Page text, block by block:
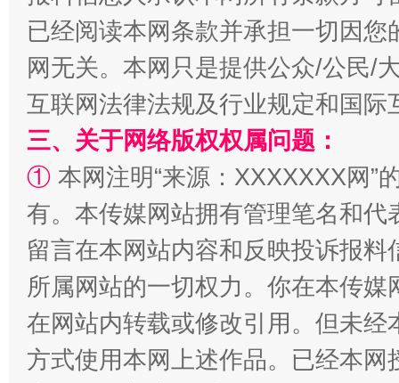
事关残疾人未来5年
规模最大的光氢储一体化项目 走
已经阅读本网条款并承担一切因
网无关。本网只是提供公众/公民/
互联网法律法规及行业规定和国
三、关于网络版权权属问题：
① 本网注明“来源：XXXXXXX网”
有。本传媒网站拥有管理笔名和
留言在本网站内容和反映投诉报
所属网站的一切权力。你在本传
在网站内转载或修改引用。但未
方式使用本网上述作品。已经本